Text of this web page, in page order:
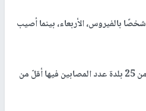
وبحسب المعطيّات، أصيب 498 شخصًا بالفيروس، الأربعاء، بينما أصيب
ولا تشمل هذه المعطيات الأرقام من 25 بلدة عدد المصابين فيها أقلّ من